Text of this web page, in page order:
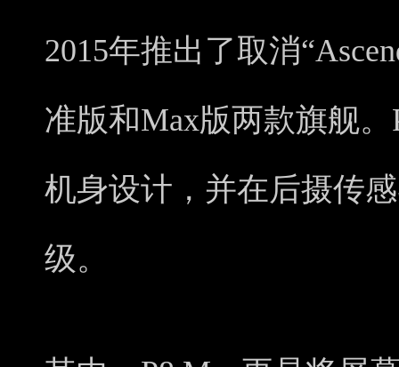
2015年推出了取消
准版和Max版两款旗舰
机身设计，并在后摄传
级。